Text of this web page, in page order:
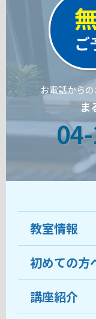
ご
お電話から
ま
教室情報
教室につ
受講生の声
初めての方
ココがお
講座紹介